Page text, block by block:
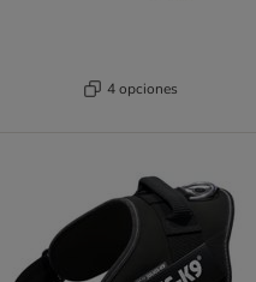
4 opciones